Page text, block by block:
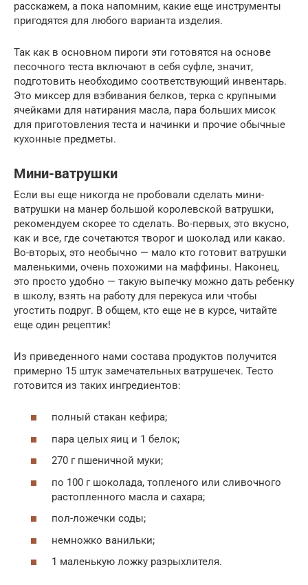
расскажем, а пока напомним, какие еще инструменты
пригодятся для любого варианта изделия.
Так как в основном пироги эти готовятся на основе
песочного теста включают в себя суфле, значит,
подготовить необходимо соответствующий инвентарь.
Это миксер для взбивания белков, терка с крупными
ячейками для натирания масла, пара больших мисок
для приготовления теста и начинки и прочие обычные
кухонные предметы.
Мини-ватрушки
Если вы еще никогда не пробовали сделать мини-
ватрушки на манер большой королевской ватрушки,
рекомендуем скорее то сделать. Во-первых, это вкусно,
как и все, где сочетаются творог и шоколад или какао.
Во-вторых, это необычно — мало кто готовит ватрушки
маленькими, очень похожими на маффины. Наконец,
это просто удобно — такую выпечку можно дать ребенку
в школу, взять на работу для перекуса или чтобы
угостить подруг. В общем, кто еще не в курсе, читайте
еще один рецептик!
Из приведенного нами состава продуктов получится
примерно 15 штук замечательных ватрушечек. Тесто
готовится из таких ингредиентов:
полный стакан кефира;
пара целых яиц и 1 белок;
270 г пшеничной муки;
по 100 г шоколада, топленого или сливочного
растопленного масла и сахара;
пол-ложечки соды;
немножко ванильки;
1 маленькую ложку разрыхлителя.